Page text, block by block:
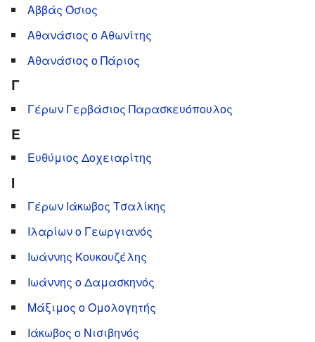
Αββάς Όσιος
Αθανάσιος ο Αθωνίτης
Αθανάσιος ο Πάριος
Γ
Γέρων Γερβάσιος Παρασκευόπουλος
Ε
Ευθύμιος Δοχειαρίτης
Ι
Γέρων Ιάκωβος Τσαλίκης
Ιλαρίων ο Γεωργιανός
Ιωάννης Κουκουζέλης
Ιωάννης ο Δαμασκηνός
Μάξιμος ο Ομολογητής
Ιάκωβος ο Νισιβηνός